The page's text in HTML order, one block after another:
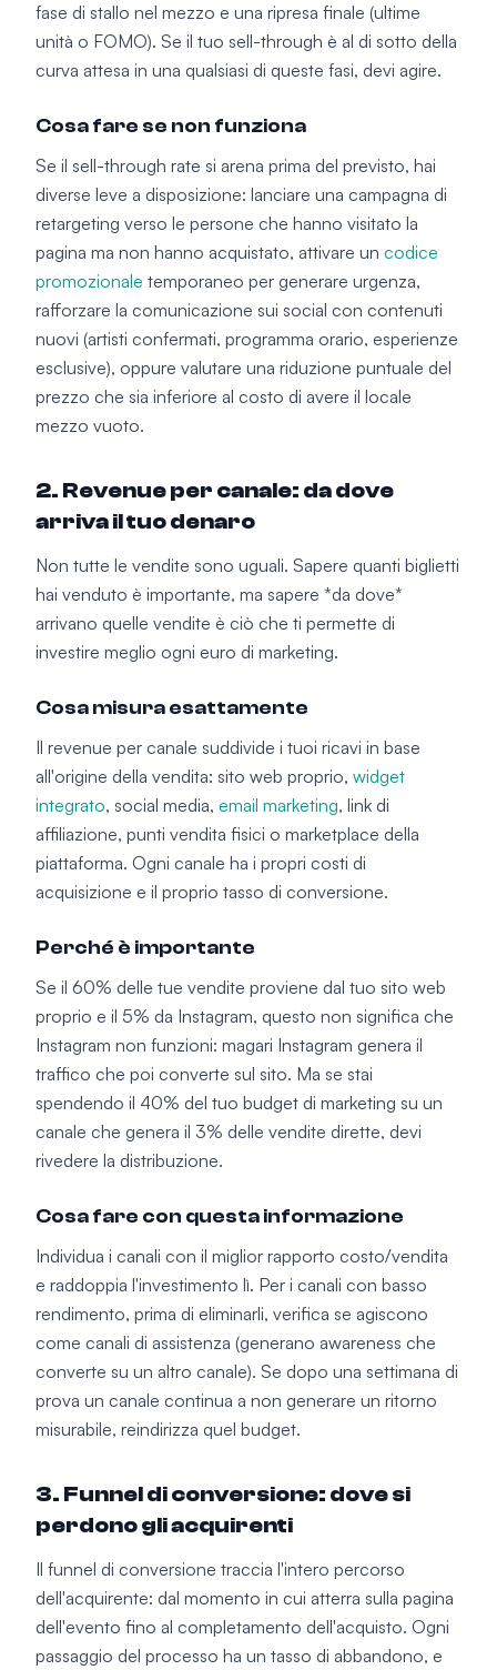
fase di stallo nel mezzo e una ripresa finale (ultime
unità o FOMO). Se il tuo sell-through è al di sotto della
curva attesa in una qualsiasi di queste fasi, devi agire.
Cosa fare se non funziona
Se il sell-through rate si arena prima del previsto, hai
diverse leve a disposizione: lanciare una campagna di
retargeting verso le persone che hanno visitato la
pagina ma non hanno acquistato, attivare un codice
promozionale temporaneo per generare urgenza,
rafforzare la comunicazione sui social con contenuti
nuovi (artisti confermati, programma orario, esperienze
esclusive), oppure valutare una riduzione puntuale del
prezzo che sia inferiore al costo di avere il locale
mezzo vuoto.
2. Revenue per canale: da dove
arriva il tuo denaro
Non tutte le vendite sono uguali. Sapere quanti biglietti
hai venduto è importante, ma sapere *da dove*
arrivano quelle vendite è ciò che ti permette di
investire meglio ogni euro di marketing.
Cosa misura esattamente
Il revenue per canale suddivide i tuoi ricavi in base
all'origine della vendita: sito web proprio, widget
integrato, social media, email marketing, link di
affiliazione, punti vendita fisici o marketplace della
piattaforma. Ogni canale ha i propri costi di
acquisizione e il proprio tasso di conversione.
Perché è importante
Se il 60% delle tue vendite proviene dal tuo sito web
proprio e il 5% da Instagram, questo non significa che
Instagram non funzioni: magari Instagram genera il
traffico che poi converte sul sito. Ma se stai
spendendo il 40% del tuo budget di marketing su un
canale che genera il 3% delle vendite dirette, devi
rivedere la distribuzione.
Cosa fare con questa informazione
Individua i canali con il miglior rapporto costo/vendita
e raddoppia l'investimento lì. Per i canali con basso
rendimento, prima di eliminarli, verifica se agiscono
come canali di assistenza (generano awareness che
converte su un altro canale). Se dopo una settimana di
prova un canale continua a non generare un ritorno
misurabile, reindirizza quel budget.
3. Funnel di conversione: dove si
perdono gli acquirenti
Il funnel di conversione traccia l'intero percorso
dell'acquirente: dal momento in cui atterra sulla pagina
dell'evento fino al completamento dell'acquisto. Ogni
passaggio del processo ha un tasso di abbandono, e